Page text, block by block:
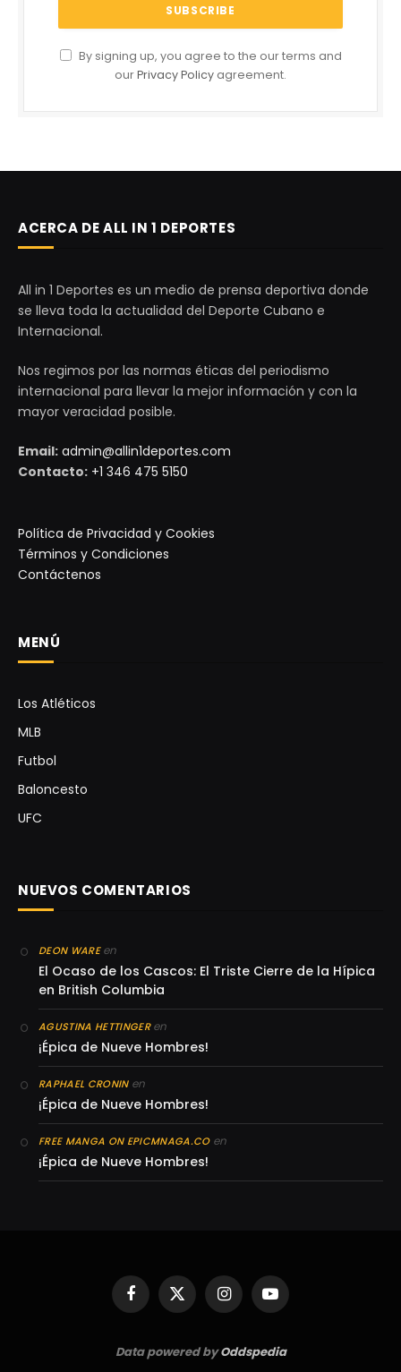
By signing up, you agree to the our terms and
ourPrivacy Policy agreement.
ACERCA DE ALL IN 1 DEPORTES
All in 1 Deportes es un medio de prensa deportiva donde
se lleva toda la actualidad del Deporte Cubano e
Internacional.
Nos regimos por las normas éticas del periodismo
internacional para llevar la mejor información y con la
mayor veracidad posible.
Email: admin@allin1deportes.com
Contacto: +1 346 475 5150
Política de Privacidad y Cookies
Términos y Condiciones
Contáctenos
MENÚ
Los Atléticos
MLB
Futbol
Baloncesto
UFC
NUEVOS COMENTARIOS
DEON WAREen
El Ocaso de los Cascos: El Triste Cierre de la Hípica
en British Columbia
AGUSTINA HETTINGERen
¡Épica de Nueve Hombres!
RAPHAEL CRONINen
¡Épica de Nueve Hombres!
FREE MANGA ON EPICMNAGA.COen
¡Épica de Nueve Hombres!
Facebook
X
(Twitter)
InstagramYouTube
Data powered byOddspedia